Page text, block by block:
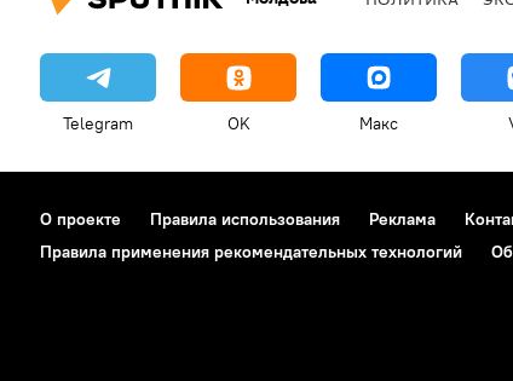
Telegram OK Макс
О проекте Правила использования Реклама
Правила применения рекомендательных технологий